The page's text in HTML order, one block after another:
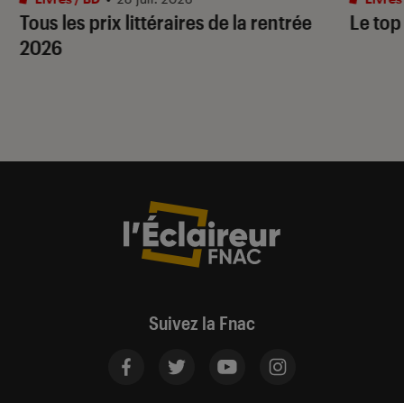
Tous les prix littéraires de la rentrée
2026
Le
Suivez la Fnac